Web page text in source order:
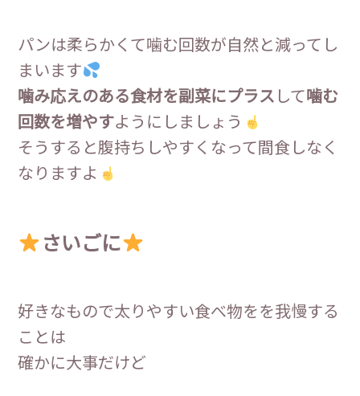
パンは柔らかくて噛む回数が自然と減ってし
まいます
噛み応えのある食材を副菜にプラス して噛む
回数を増やすようにしましょう
そうすると腹持ちしやすくなって間食しなく
なりますよ
さいごに
好きなもので太りやすい食べ物をを我慢する
ことは
確かに大事だけど